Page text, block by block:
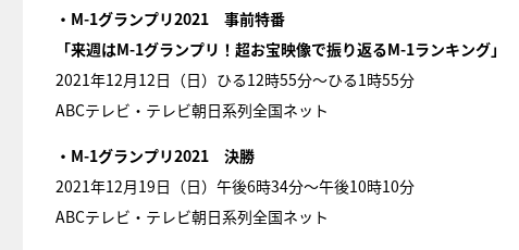
・M-1グランプリ2021 事前特番
「来週はM-1グランプリ！超お宝映像で振り返るM-1ランキング」
2021年12月12日（日）ひる12時55分～ひる1時55分
ABCテレビ・テレビ朝日系列全国ネット
・M-1グランプリ2021 決勝
2021年12月19日（日）午後6時34分～午後10時10分
ABCテレビ・テレビ朝日系列全国ネット